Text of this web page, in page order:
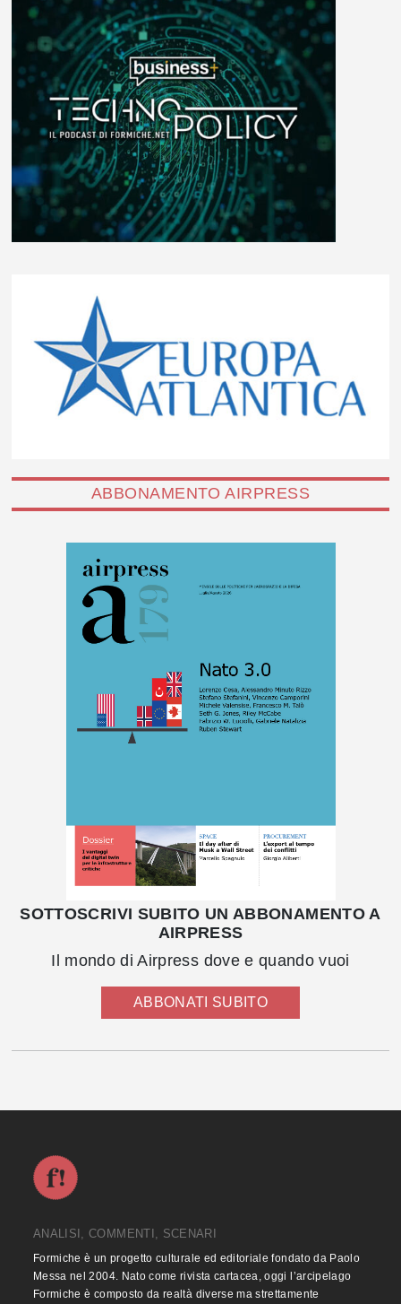
ABBONAMENTO AIRPRESS
SOTTOSCRIVI SUBITO UN ABBONAMENTO A
AIRPRESS
Il mondo di Airpress dove e quando vuoi
ABBONATI SUBITO
ANALISI, COMMENTI, SCENARI
Formiche è un progetto culturale ed editoriale fondato da Paolo
Messa nel 2004. Nato come rivista cartacea, oggi l’arcipelago
Formiche è composto da realtà diverse ma strettamente